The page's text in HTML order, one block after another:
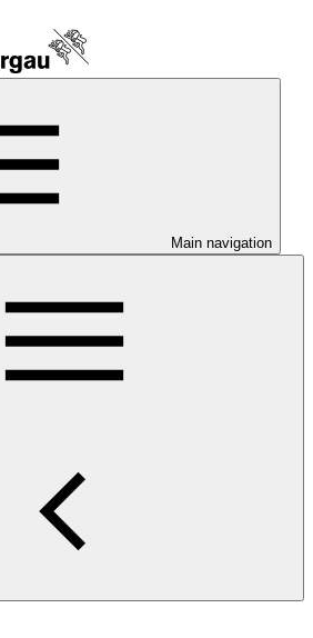
Main navigation